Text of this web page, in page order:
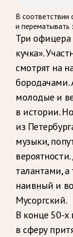
В соответствии
и перематывать
Три офицера
кучка».
смотрят на
бородачами.
молодые и
в истории.
из
музыки,
талантами,
наивный и
Мусоргский.
В конце 50-х
в сферу